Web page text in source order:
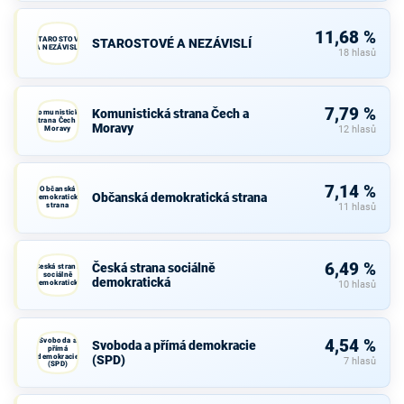
STAROSTOVÉ
A NEZÁVISLÍ
STAROSTOVÉ A NEZÁVISLÍ 11,68 %
18 hlasů
Komunistická
strana Čech a
Moravy
Komunistická strana Čech a
Moravy
7,79 %
12 hlasů
Občanská
demokratická
strana
Občanská demokratická strana 7,14 %
11 hlasů
Česká strana
sociálně
demokratická
Česká strana sociálně
demokratická
6,49 %
10 hlasů
Svoboda a
přímá
demokracie
(SPD)
Svoboda a přímá demokracie
(SPD)
4,54 %
7 hlasů